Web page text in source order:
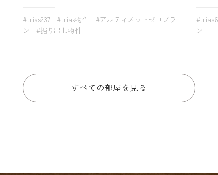
#trias237 #trias物件
#アルティメットゼロプラ
ン
#掘り出し物件
ン
すべての部屋を見る